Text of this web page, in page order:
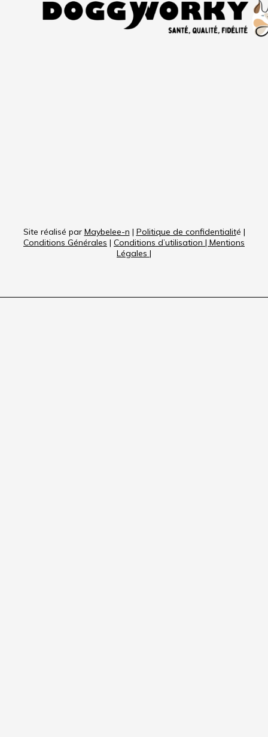
Site réalisé par Maybelee-n | Politique de confidentialité |
Conditions Générales | Conditions d’utilisation | Mentions
Légales |